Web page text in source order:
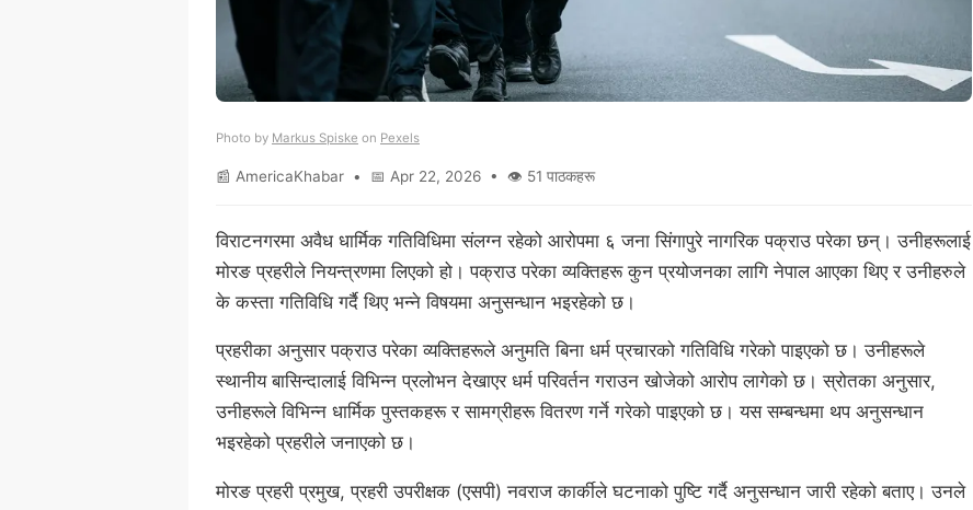
Photo by Markus Spiske on Pexels
📰 AmericaKhabar • 📅 Apr 22, 2026 • 👁 51 पाठकहरू
विराटनगरमा अवैध धार्मिक गतिविधिमा संलग्न रहेको आरोपमा ६ जना सिंगापुरे नागरिक पक्राउ परेका छन्। उनीहरूलाई
मोरङ प्रहरीले नियन्त्रणमा लिएको हो। पक्राउ परेका व्यक्तिहरू कुन प्रयोजनका लागि नेपाल आएका थिए र उनीहरुले
के कस्ता गतिविधि गर्दै थिए भन्ने विषयमा अनुसन्धान भइरहेको छ।
प्रहरीका अनुसार पक्राउ परेका व्यक्तिहरूले अनुमति बिना धर्म प्रचारको गतिविधि गरेको पाइएको छ। उनीहरूले
स्थानीय बासिन्दालाई विभिन्न प्रलोभन देखाएर धर्म परिवर्तन गराउन खोजेको आरोप लागेको छ। स्रोतका अनुसार,
उनीहरूले विभिन्न धार्मिक पुस्तकहरू र सामग्रीहरू वितरण गर्ने गरेको पाइएको छ। यस सम्बन्धमा थप अनुसन्धान
भइरहेको प्रहरीले जनाएको छ।
मोरङ प्रहरी प्रमुख, प्रहरी उपरीक्षक (एसपी) नवराज कार्कीले घटनाको पुष्टि गर्दै अनुसन्धान जारी रहेको बताए। उनले